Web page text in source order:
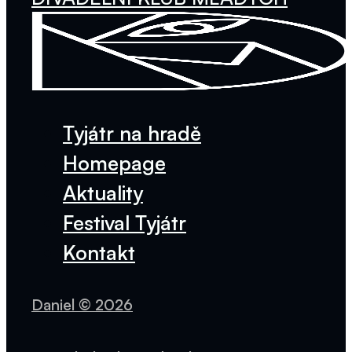
Tyjátr na hradě
Homepage
Aktuality
Festival Tyjátr
Kontakt
Daniel © 2026